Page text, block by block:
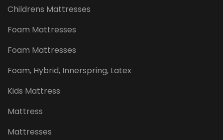
Childrens Mattresses
Foam Mattresses
Foam Mattresses
Foam, Hybrid, Innerspring, Latex
Kids Mattress
Mattress
Mattresses